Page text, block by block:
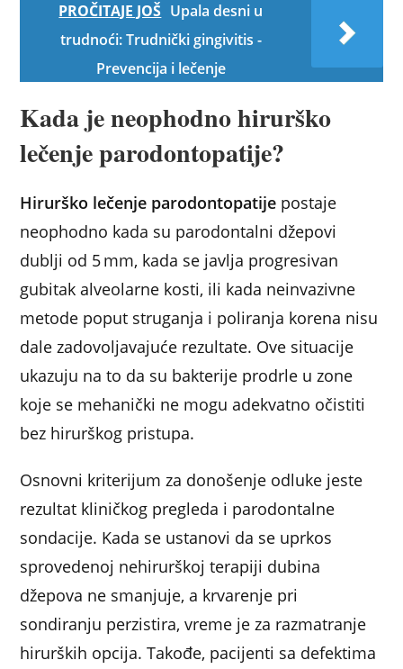
PROČITAJE JOŠ Upala desni u
trudnoći: Trudnički gingivitis -
Prevencija i lečenje
Kada je neophodno hirurško
lečenje parodontopatije?
Hirurško lečenje parodontopatije postaje
neophodno kada su parodontalni džepovi
dublji od 5 mm, kada se javlja progresivan
gubitak alveolarne kosti, ili kada neinvazivne
metode poput struganja i poliranja korena nisu
dale zadovoljavajuće rezultate. Ove situacije
ukazuju na to da su bakterije prodrle u zone
koje se mehanički ne mogu adekvatno očistiti
bez hirurškog pristupa.
Osnovni kriterijum za donošenje odluke jeste
rezultat kliničkog pregleda i parodontalne
sondacije. Kada se ustanovi da se uprkos
sprovedenoj nehirurškoj terapiji dubina
džepova ne smanjuje, a krvarenje pri
sondiranju perzistira, vreme je za razmatranje
hirurških opcija. Takođe, pacijenti sa defektima